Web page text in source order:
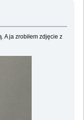
A ja zrobiłem zdjęcie z